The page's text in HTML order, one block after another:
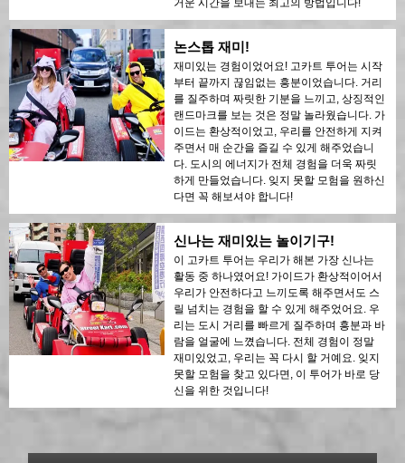
거운 시간을 보내는 최고의 방법입니다!
논스톱 재미!
재미있는 경험이었어요! 고카트 투어는 시작
부터 끝까지 끊임없는 흥분이었습니다. 거리
를 질주하며 짜릿한 기분을 느끼고, 상징적인
랜드마크를 보는 것은 정말 놀라웠습니다. 가
이드는 환상적이었고, 우리를 안전하게 지켜
주면서 매 순간을 즐길 수 있게 해주었습니
다. 도시의 에너지가 전체 경험을 더욱 짜릿
하게 만들었습니다. 잊지 못할 모험을 원하신
다면 꼭 해보셔야 합니다!
신나는 재미있는 놀이기구!
이 고카트 투어는 우리가 해본 가장 신나는
활동 중 하나였어요! 가이드가 환상적이어서
우리가 안전하다고 느끼도록 해주면서도 스
릴 넘치는 경험을 할 수 있게 해주었어요. 우
리는 도시 거리를 빠르게 질주하며 흥분과 바
람을 얼굴에 느꼈습니다. 전체 경험이 정말
재미있었고, 우리는 꼭 다시 할 거예요. 잊지
못할 모험을 찾고 있다면, 이 투어가 바로 당
신을 위한 것입니다!